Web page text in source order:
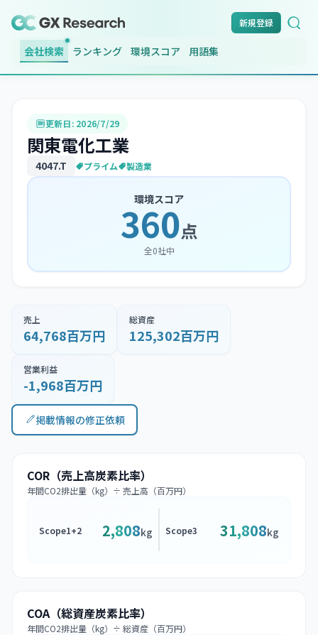
新規登録
会社検索 ランキング 環境スコア 用語集
更新日: 2026/7/29
関東電化工業
4047.T プライム 製造業
環境スコア
360点
全0社中
売上
64,768百万円
総資産
125,302百万円
営業利益
-1,968百万円
掲載情報の修正依頼
COR（売上高炭素比率）
年間CO2排出量（kg）÷ 売上高（百万円）
Scope1+2 2,808kg Scope3 31,808kg
COA（総資産炭素比率）
年間CO2排出量（kg）÷ 総資産（百万円）